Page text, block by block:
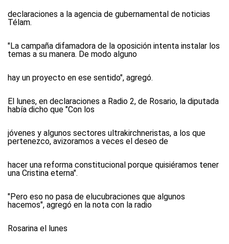
declaraciones a la agencia de gubernamental de noticias
Télam.
"La campaña difamadora de la oposición intenta instalar los
temas a su manera. De modo alguno
hay un proyecto en ese sentido", agregó.
El lunes, en declaraciones a Radio 2, de Rosario, la diputada
había dicho que "Con los
jóvenes y algunos sectores ultrakirchneristas, a los que
pertenezco, avizoramos a veces el deseo de
hacer una reforma constitucional porque quisiéramos tener
una Cristina eterna".
"Pero eso no pasa de elucubraciones que algunos
hacemos", agregó en la nota con la radio
Rosarina el lunes